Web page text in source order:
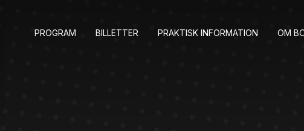
PROGRAM BILLETTER PRAKTISK INFORMATION OM